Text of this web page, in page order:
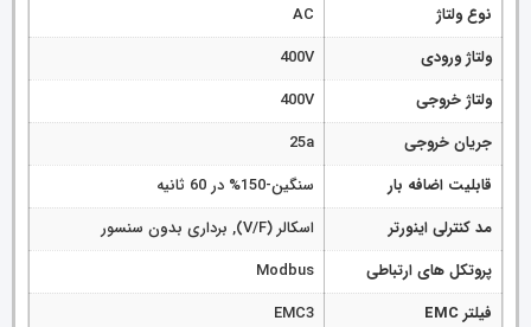
نوع ولتاژ
AC
ولتاژ ورودی
400V
ولتاژ خروجی
400V
جریان خروجی
25a
قابلیت اضافه بار
سنگین-150% در 60 ثانیه
مد کنترلی اینورتر
اسکالر (V/F), برداری بدون سنسور
پروتکل های ارتباطی
Modbus
فیلتر EMC
EMC3